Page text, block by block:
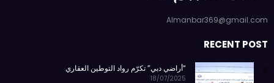
Almanbar369@gmail.com
RECENT POST
“أراضي دبي” تكرّم رواد التوطين العقاري
18/07/2025